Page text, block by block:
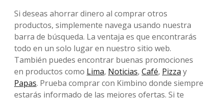
Si deseas ahorrar dinero al comprar otros
productos, simplemente navega usando nuestra
barra de búsqueda. La ventaja es que encontrarás
todo en un solo lugar en nuestro sitio web.
También puedes encontrar buenas promociones
en productos como Lima, Noticias, Café, Pizza y
Papas. Prueba comprar con Kimbino donde siempre
estarás informado de las mejores ofertas. Si te